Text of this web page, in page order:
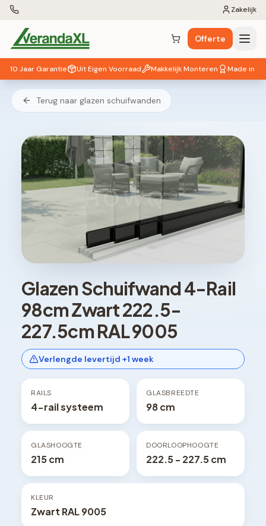
Zakelijk
Winkelwagen ( 0 items)
Offerte
10 Jaar Garantie Uit Eigen Voorraad Makkelijk Monteren Made in EU
Terug naar glazen schuifwanden
HOWQ®
Glazen Schuifwand 4-Rail
98cm Zwart 222.5-
227.5cm RAL 9005
Verlengde levertijd +1 week
RAILS
4-rail systeem
GLASBREEDTE
98 cm
GLASHOOGTE
215 cm
DOORLOOPHOOGTE
222.5 - 227.5 cm
KLEUR
Zwart RAL 9005